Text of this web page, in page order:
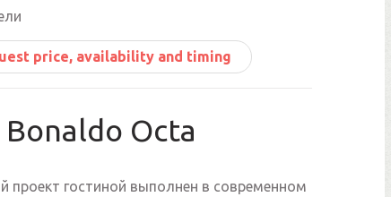
price, availability and timing
Bonaldo Octa
проект гостиной выполнен в современном